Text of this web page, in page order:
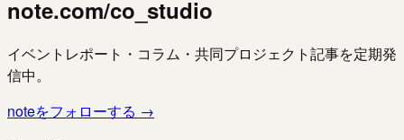
note.com/co_studio
イベントレポート・コラム・共同プロジェクト記事を定期発
信中。
noteをフォローする →